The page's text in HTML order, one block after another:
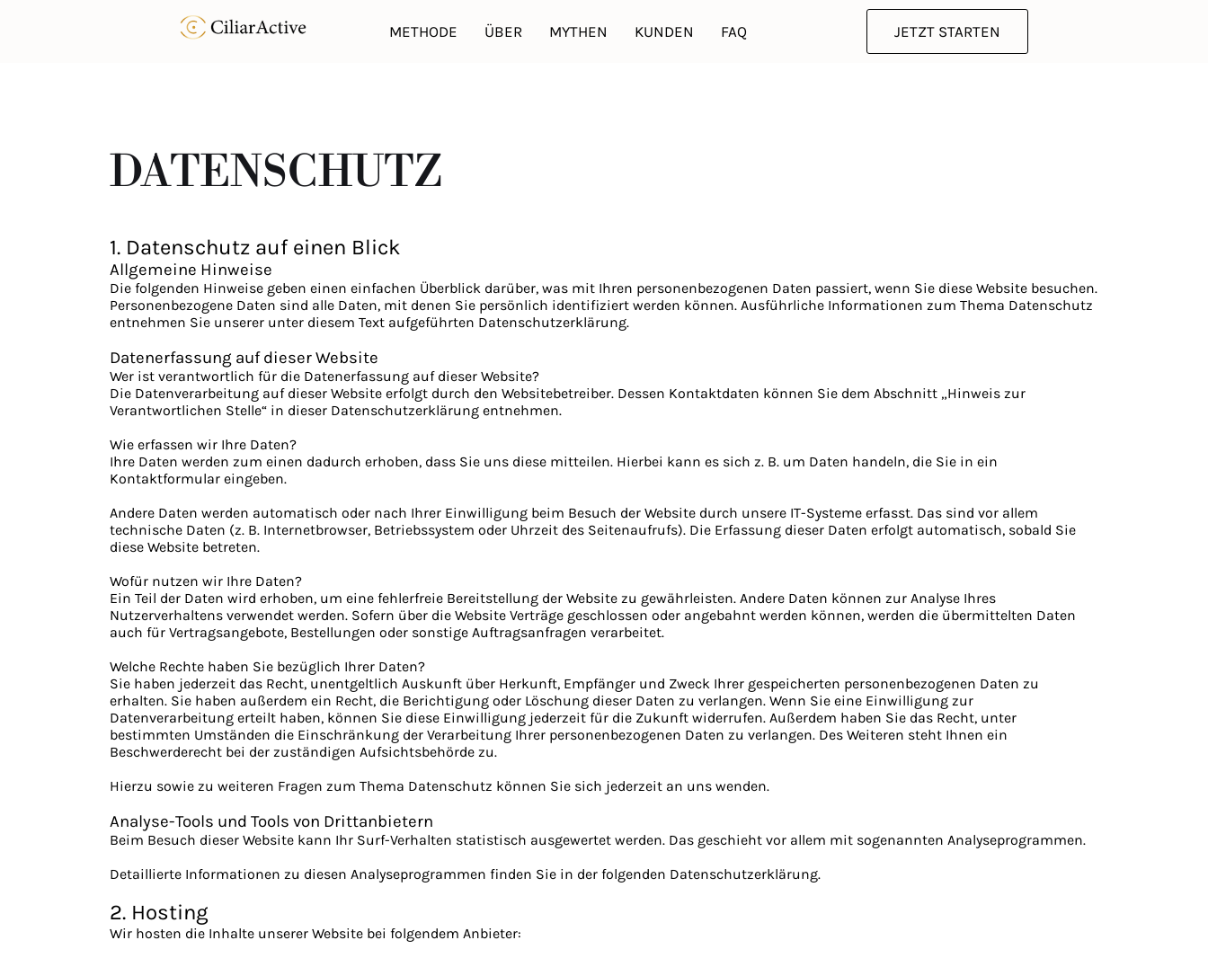
METHODE ÜBER MYTHEN KUNDEN FAQ JETZT STARTEN
DATENSCHUTZ
1. Datenschutz auf einen Blick
Allgemeine Hinweise
Die folgenden Hinweise geben einen einfachen Überblick darüber, was mit Ihren personenbezogenen Daten passiert, wenn Sie diese Website besuchen.
Personenbezogene Daten sind alle Daten, mit denen Sie persönlich identifiziert werden können. Ausführliche Informationen zum Thema Datenschutz
entnehmen Sie unserer unter diesem Text aufgeführten Datenschutzerklärung.
Datenerfassung auf dieser Website
Wer ist verantwortlich für die Datenerfassung auf dieser Website?
Die Datenverarbeitung auf dieser Website erfolgt durch den Websitebetreiber. Dessen Kontaktdaten können Sie dem Abschnitt „Hinweis zur
Verantwortlichen Stelle“ in dieser Datenschutzerklärung entnehmen.
Wie erfassen wir Ihre Daten?
Ihre Daten werden zum einen dadurch erhoben, dass Sie uns diese mitteilen. Hierbei kann es sich z. B. um Daten handeln, die Sie in ein
Kontaktformular eingeben.
Andere Daten werden automatisch oder nach Ihrer Einwilligung beim Besuch der Website durch unsere IT-Systeme erfasst. Das sind vor allem
technische Daten (z. B. Internetbrowser, Betriebssystem oder Uhrzeit des Seitenaufrufs). Die Erfassung dieser Daten erfolgt automatisch, sobald Sie
diese Website betreten.
Wofür nutzen wir Ihre Daten?
Ein Teil der Daten wird erhoben, um eine fehlerfreie Bereitstellung der Website zu gewährleisten. Andere Daten können zur Analyse Ihres
Nutzerverhaltens verwendet werden. Sofern über die Website Verträge geschlossen oder angebahnt werden können, werden die übermittelten Daten
auch für Vertragsangebote, Bestellungen oder sonstige Auftragsanfragen verarbeitet.
Welche Rechte haben Sie bezüglich Ihrer Daten?
Sie haben jederzeit das Recht, unentgeltlich Auskunft über Herkunft, Empfänger und Zweck Ihrer gespeicherten personenbezogenen Daten zu
erhalten. Sie haben außerdem ein Recht, die Berichtigung oder Löschung dieser Daten zu verlangen. Wenn Sie eine Einwilligung zur
Datenverarbeitung erteilt haben, können Sie diese Einwilligung jederzeit für die Zukunft widerrufen. Außerdem haben Sie das Recht, unter
bestimmten Umständen die Einschränkung der Verarbeitung Ihrer personenbezogenen Daten zu verlangen. Des Weiteren steht Ihnen ein
Beschwerderecht bei der zuständigen Aufsichtsbehörde zu.
Hierzu sowie zu weiteren Fragen zum Thema Datenschutz können Sie sich jederzeit an uns wenden.
Analyse-Tools und Tools von Dritt­anbietern
Beim Besuch dieser Website kann Ihr Surf-Verhalten statistisch ausgewertet werden. Das geschieht vor allem mit sogenannten Analyseprogrammen.
Detaillierte Informationen zu diesen Analyseprogrammen finden Sie in der folgenden Datenschutzerklärung.
2. Hosting
Wir hosten die Inhalte unserer Website bei folgendem Anbieter: